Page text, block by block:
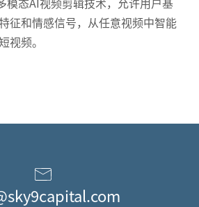
征和情感信号，从任意视频中智能
视频。